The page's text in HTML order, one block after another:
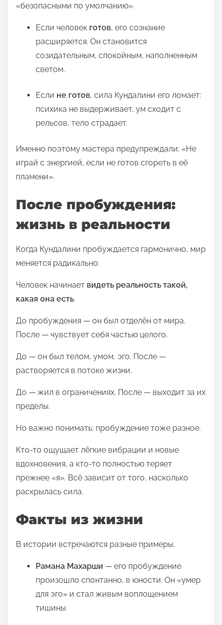
«безопасными по умолчанию».
Если человек готов, его сознание
расширяется. Он становится
созидательным, спокойным, наполненным
светом.
Если не готов, сила Кундалини его ломает:
психика не выдерживает, ум сходит с
рельсов, тело страдает.
Именно поэтому мастера предупреждали: «Не
играй с энергией, если не готов сгореть в её
пламени».
После пробуждения:
жизнь в реальности
Когда Кундалини пробуждается гармонично, мир
меняется радикально.
Человек начинает видеть реальность такой,
какая она есть.
До пробуждения — он был отделён от мира.
После — чувствует себя частью целого.
До — он был телом, умом, эго. После —
растворяется в потоке жизни.
До — жил в ограничениях. После — выходит за их
пределы.
Но важно понимать: пробуждение тоже разное.
Кто-то ощущает лёгкие вибрации и новые
вдохновения, а кто-то полностью теряет
прежнее «я». Всё зависит от того, насколько
раскрылась сила.
Факты из жизни
В истории встречаются разные примеры.
Рамана Махарши — его пробуждение
произошло спонтанно, в юности. Он «умер
для эго» и стал живым воплощением
тишины.